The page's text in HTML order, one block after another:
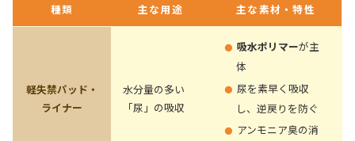
種類 主な用途 主な素材・特性
軽失禁パッド・
ライナー
水分量の多い
「尿」の吸収
吸水ポリマーが主
体
尿を素早く吸収
し、逆戻りを防ぐ
アンモニア臭の消